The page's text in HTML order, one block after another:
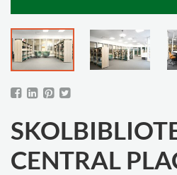
CENTRAL